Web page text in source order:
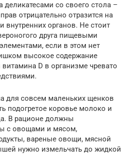
деликатесами со своего стола –
отрицательно отразится на
внутренних органов. Не стоит
друга пищевыми
если в этом нет
высокое содержание
D в организме чревато
для совсем маленьких щенков
подогретое коровье молоко и
В рационе должны
с овощами и мясом,
вареные овощи, мясной
нужно измельчать до жидкой